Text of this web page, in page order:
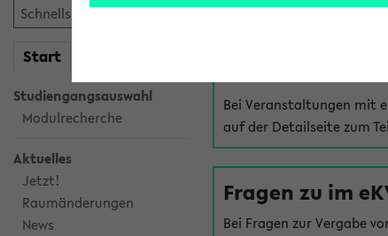
Start
Studiengangsauswahl
Modulrecherche
Aktuelles
Jetzt!
Raumänderungen
News
Bei Veranstaltungen mit
auf der Detailseite zum
Fragen zu im
Bei Fragen zur Vergabe